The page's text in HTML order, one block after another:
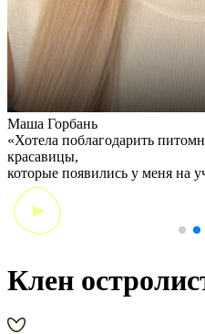
Маша Горбань
«Хотела поблагодарить
красавицы,
которые появились у меня на
Клен